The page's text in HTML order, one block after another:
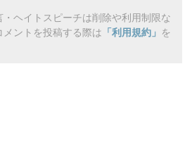
ヘイトスピーチは削除や利用制限な
ントを投稿する際は 「利用規約」 を